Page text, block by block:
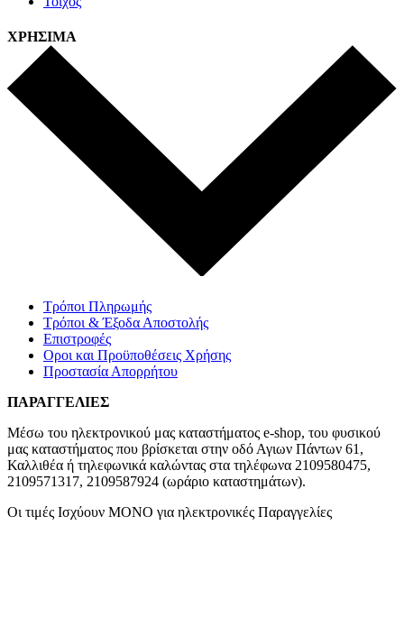
ΧΡΗΣΙΜΑ
Τρόποι Πληρωμής
Τρόποι & Έξοδα Αποστολής
Επιστροφές
Οροι και Προϋποθέσεις Χρήσης
Προστασία Απορρήτου
ΠΑΡΑΓΓΕΛΙΕΣ
Μέσω του ηλεκτρονικού μας καταστήματος e-shop, του φυσικού
μας καταστήματος που βρίσκεται στην οδό Αγιων Πάντων 61,
Καλλιθέα ή τηλεφωνικά καλώντας στα τηλέφωνα 2109580475,
2109571317, 2109587924 (ωράριο καταστημάτων).
Οι τιμές Ισχύουν ΜΟΝΟ για ηλεκτρονικές Παραγγελίες